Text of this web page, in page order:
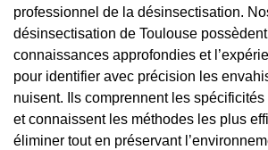
professionnel de la désinsectisation.
désinsectisation de Toulouse
connaissances approfondies et
pour identifier avec précision les
nuisent. Ils comprennent les
et connaissent les méthodes les plus
éliminer tout en préservant